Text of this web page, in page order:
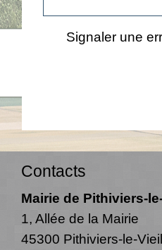
Signaler une
Contacts
Mairie de Pithiviers-
1, Allée de la Mairie
45300 Pithiviers-le-